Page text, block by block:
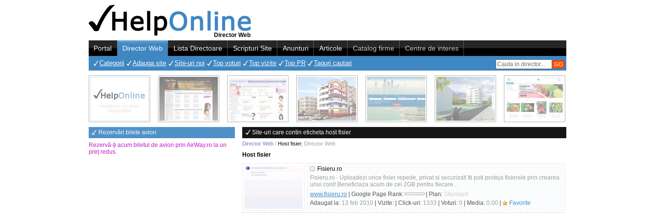
Director Web
Portal Director Web Lista Directoare Scripturi Site Anunturi Articole Catalog firme Centre de interes
Categorii Adauga site Site-uri noi Top voturi Top vizite Top PR Taguri cautari
Rezervări bilete avion
Rezervă-ți acum biletul de avion prin AirWay.ro la un
preț redus.
Site-uri care contin eticheta host fisier
Director Web / Host fisier, Director Web
Host fisier
Fisieru.ro
Fisieru.ro - Uploadezi orice fisier repede, privat si securizat! Iti poti proteja fisierele prin crearea
unui cont! Beneficiaza acum de cei 2GB pentru fiecare...
www.fisieru.ro | Google Page Rank: | Plan: Standard
Adaugat la: 13 feb 2010 | Vizite: | Click-uri: 1333 | Voturi: 0 | Media: 0.00 Favorite